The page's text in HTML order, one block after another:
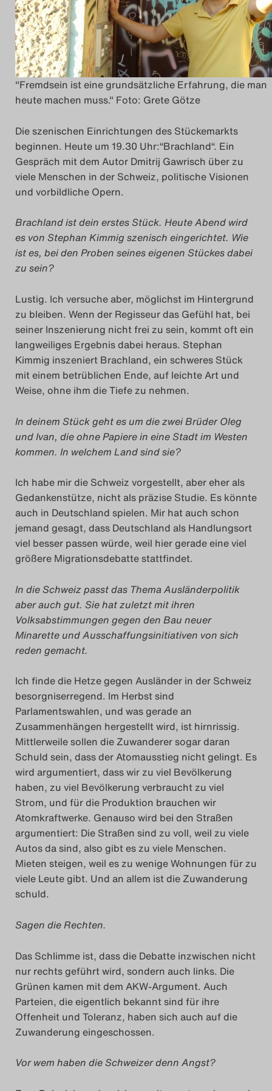
Das Theatertreffen-
2014
Das Theatertreffen-
2015
Das Theatertreffen-
2016
Das Theatertreffen-
2017
Das Theatertreffen-
2018
Das Theatertreffen-
2018 Alumni
Das Theatertreffen-
2019
Das Theatertreffen-
2020
Das Theatertreffen-
2021
Das Theatertreffen-
2022
Das Theatertreffen-
2023
Das Theatertreffen-
2024
Das Theatertreffen-
2025
Das Theatertreffen-
Archiv
Impressum
Nutzungsbedingungen
Search
"Fremdsein ist eine grundsätzliche Erfahrung, die man
heute machen muss." Foto: Grete Götze
Die szenischen Einrichtungen des Stückemarkts
beginnen. Heute um 19.30 Uhr:“Brachland“. Ein
Gespräch mit dem Autor Dmitrij Gawrisch über zu
viele Menschen in der Schweiz, politische Visionen
und vorbildliche Opern.
Brachland ist dein erstes Stück. Heute Abend wird
es von Stephan Kimmig szenisch eingerichtet. Wie
ist es, bei den Proben seines eigenen Stückes dabei
zu sein?
Lustig. Ich versuche aber, möglichst im Hintergrund
zu bleiben. Wenn der Regisseur das Gefühl hat, bei
seiner Inszenierung nicht frei zu sein, kommt oft ein
langweiliges Ergebnis dabei heraus. Stephan
Kimmig inszeniert Brachland, ein schweres Stück
mit einem betrüblichen Ende, auf leichte Art und
Weise, ohne ihm die Tiefe zu nehmen.
In deinem Stück geht es um die zwei Brüder Oleg
und Ivan, die ohne Papiere in eine Stadt im Westen
kommen. In welchem Land sind sie?
Ich habe mir die Schweiz vorgestellt, aber eher als
Gedankenstütze, nicht als präzise Studie. Es könnte
auch in Deutschland spielen. Mir hat auch schon
jemand gesagt, dass Deutschland als Handlungsort
viel besser passen würde, weil hier gerade eine viel
größere Migrationsdebatte stattfindet.
In die Schweiz passt das Thema Ausländerpolitik
aber auch gut. Sie hat zuletzt mit ihren
Volksabstimmungen gegen den Bau neuer
Minarette und Ausschaffungsinitiativen von sich
reden gemacht.
Ich finde die Hetze gegen Ausländer in der Schweiz
besorgniserregend. Im Herbst sind
Parlamentswahlen, und was gerade an
Zusammenhängen hergestellt wird, ist hirnrissig.
Mittlerweile sollen die Zuwanderer sogar daran
Schuld sein, dass der Atomausstieg nicht gelingt. Es
wird argumentiert, dass wir zu viel Bevölkerung
haben, zu viel Bevölkerung verbraucht zu viel
Strom, und für die Produktion brauchen wir
Atomkraftwerke. Genauso wird bei den Straßen
argumentiert: Die Straßen sind zu voll, weil zu viele
Autos da sind, also gibt es zu viele Menschen.
Mieten steigen, weil es zu wenige Wohnungen für zu
viele Leute gibt. Und an allem ist die Zuwanderung
schuld.
Sagen die Rechten.
Das Schlimme ist, dass die Debatte inzwischen nicht
nur rechts geführt wird, sondern auch links. Die
Grünen kamen mit dem AKW-Argument. Auch
Parteien, die eigentlich bekannt sind für ihre
Offenheit und Toleranz, haben sich auch auf die
Zuwanderung eingeschossen.
Vor wem haben die Schweizer denn Angst?